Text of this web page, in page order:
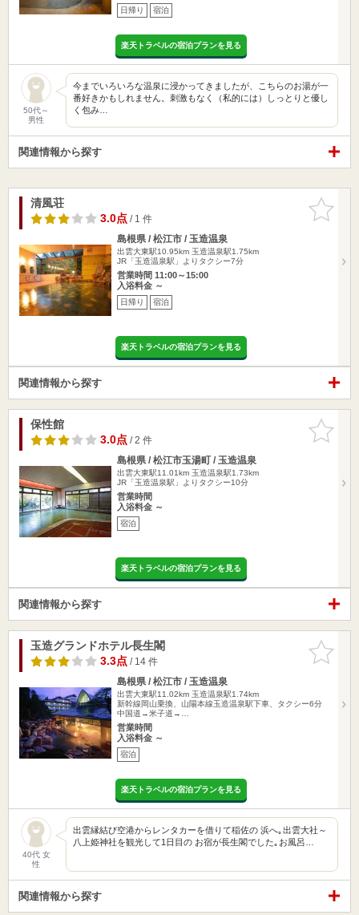
日帰り 宿泊
楽天トラベルの宿泊プランを見る
50代～
男性
今までいろいろな温泉に浸かってきましたが、こちらのお湯が一
番好きかもしれません。刺激もなく（私的には）しっとりと優し
く包み…
関連情報から探す
お気に入
りに追加
清風荘
3.0点/ 1 件
島根県 / 松江市 / 玉造温泉
出雲大東駅10.95km 玉造温泉駅1.75km
JR「玉造温泉駅」よりタクシー7分
営業時間 11:00～15:00
入浴料金 ～
日帰り 宿泊
楽天トラベルの宿泊プランを見る
関連情報から探す
お気に入
りに追加
保性館
3.0点/ 2 件
島根県 / 松江市玉湯町 / 玉造温泉
出雲大東駅11.01km 玉造温泉駅1.73km
JR「玉造温泉駅」よりタクシー10分
営業時間
入浴料金 ～
宿泊
楽天トラベルの宿泊プランを見る
関連情報から探す
お気に入
りに追加
玉造グランドホテル長生閣
3.3点/ 14 件
島根県 / 松江市 / 玉造温泉
出雲大東駅11.02km 玉造温泉駅1.74km
新幹線岡山乗換、山陽本線玉造温泉駅下車、タクシー6分
中国道→米子道→…
営業時間
入浴料金 ～
宿泊
楽天トラベルの宿泊プランを見る
40代 女
性
出雲縁結び空港からレンタカーを借りて稲佐の 浜へ｡出雲大社～
八上姫神社を観光して1日目の お宿が長生閣でした｡お風呂…
関連情報から探す